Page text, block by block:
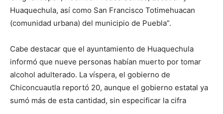
Huaquechula, así como San Francisco Totimehuacan
(comunidad urbana) del municipio de Puebla”.
Cabe destacar que el ayuntamiento de Huaquechula
informó que nueve personas habían muerto por tomar
alcohol adulterado. La víspera, el gobierno de
Chiconcuautla reportó 20, aunque el gobierno estatal ya
sumó más de esta cantidad, sin especificar la cifra